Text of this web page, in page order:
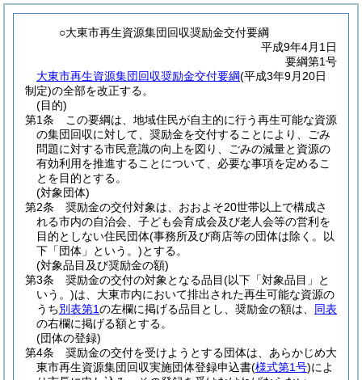
○大東市再生資源集団回収奨励金交付要綱
平成9年4月1日
要綱第1号
大東市再生資源集団回収奨励金交付要綱(平成3年9月20日
制定)の全部を改正する。
(目的)
第1条
この要綱は、地域住民が自主的に行う再生可能な資源
の集団回収に対して、奨励金を交付することにより、ごみ
問題に対する市民意識の向上を図り、ごみの減量と資源の
有効利用を推進することについて、必要な事項を定めるこ
とを目的とする。
(対象団体)
第2条
奨励金の交付対象は、おおよそ20世帯以上で構成さ
れる市内の自治会、子ども会育成会及び老人会等の営利を
目的としない住民団体(事務所及び商店等の団体は除く。以
下「団体」という。)とする。
(対象品目及び奨励金の額)
第3条
奨励金の交付の対象となる品目(以下「対象品目」と
いう。)は、大東市内において排出された再生可能な資源の
うち別表第1の左欄に掲げる品目とし、奨励金の額は、 同表
の右欄に掲げる額とする。
(団体の登録)
第4条
奨励金の交付を受けようとする団体は、あらかじめ大
東市再生資源集団回収実施団体登録申込書(様式第1号)によ